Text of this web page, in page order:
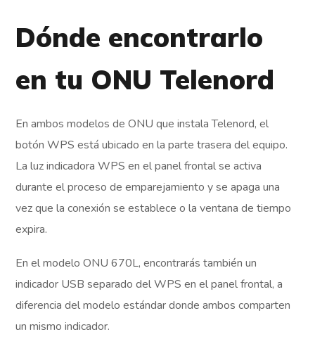
Dónde encontrarlo
en tu ONU Telenord
En ambos modelos de ONU que instala Telenord, el
botón WPS está ubicado en la parte trasera del equipo.
La luz indicadora WPS en el panel frontal se activa
durante el proceso de emparejamiento y se apaga una
vez que la conexión se establece o la ventana de tiempo
expira.
En el modelo ONU 670L, encontrarás también un
indicador USB separado del WPS en el panel frontal, a
diferencia del modelo estándar donde ambos comparten
un mismo indicador.